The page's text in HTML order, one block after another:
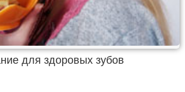
для здоровых зубов